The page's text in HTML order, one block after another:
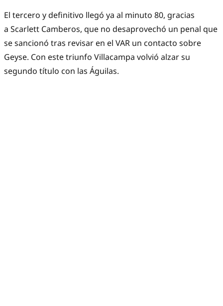
El tercero y definitivo llegó ya al minuto 80, gracias
a Scarlett Camberos, que no desaprovechó un penal que
se sancionó tras revisar en el VAR un contacto sobre
Geyse. Con este triunfo Villacampa volvió alzar su
segundo título con las Águilas.